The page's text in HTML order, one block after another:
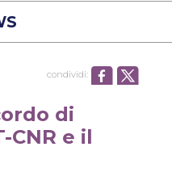
condividi:
di
CNR e il